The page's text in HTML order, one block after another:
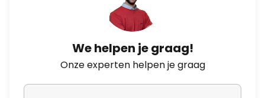
We helpen je graag!
Onze experten helpen je graag